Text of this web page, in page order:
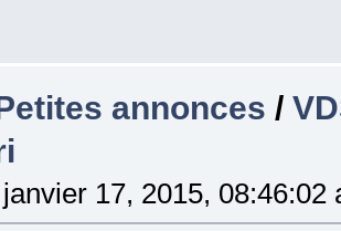
annonces /
janvier 17, 2015, 08:46:02